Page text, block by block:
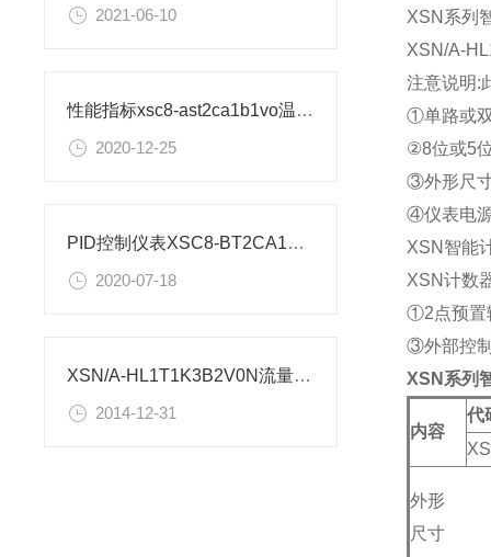
2021-06-10
性能指标xsc8-ast2ca1b1vo温度控制仪表
2020-12-25
PID控制仪表XSC8-BT2CA1B1A1V0如何设置
2020-07-18
XSN/A-HL1T1K3B2V0N流量控制仪表使用设置
2014-12-31
XSN系列
XSN/A-
注意说明:
①单路或
②8位或5
③外形尺
④仪表电
XSN智能
XSN计数
①2点预置
③外部控
XSN系列
内容
代
外形
尺寸